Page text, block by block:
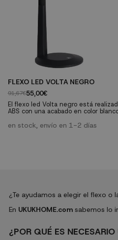
FLEXO LED VOLTA NEGRO
91,67€55,00€
El flexo led Volta negro está
ABS con una acabado en color
luz fría de 6000K. Puedes dirigir la
en stock, envío en 1-2 días
¿Te ayudamos a elegir el flexo o
En UKUKHOME.comsabemos lo
¿POR QUÉ ES